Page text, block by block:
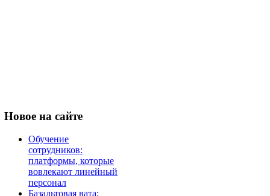
Новое на сайте
Обучение
сотрудников:
платформы, которые
вовлекают линейный
персонал
Базальтовая вата: